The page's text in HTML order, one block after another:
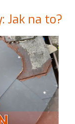
Jak na to?